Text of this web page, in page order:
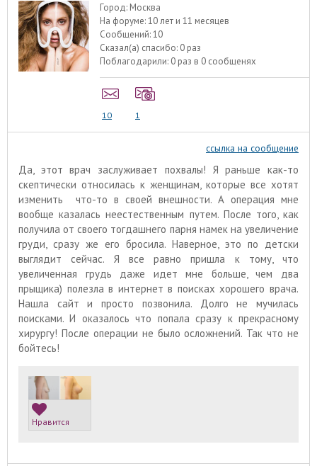
Город: Москва
На форуме:10 лет и 11 месяцев
Сообщений:10
Сказал(а) спасибо: 0 раз
Поблагодарили: 0 раз в 0 сообщенях
10 1
ссылка на сообщение
Да, этот врач заслуживает похвалы! Я раньше как-то
скептически относилась к женщинам, которые все хотят
изменить что-то в своей внешности. А операция мне
вообще казалась неестественным путем. После того, как
получила от своего тогдашнего парня намек на увеличение
груди, сразу же его бросила. Наверное, это по детски
выглядит сейчас. Я все равно пришла к тому, что
увеличенная грудь даже идет мне больше, чем два
прыщика) полезла в интернет в поисках хорошего врача.
Нашла сайт и просто позвонила. Долго не мучилась
поисками. И оказалось что попала сразу к прекрасному
хирургу! После операции не было осложнений. Так что не
бойтесь!
Нравится